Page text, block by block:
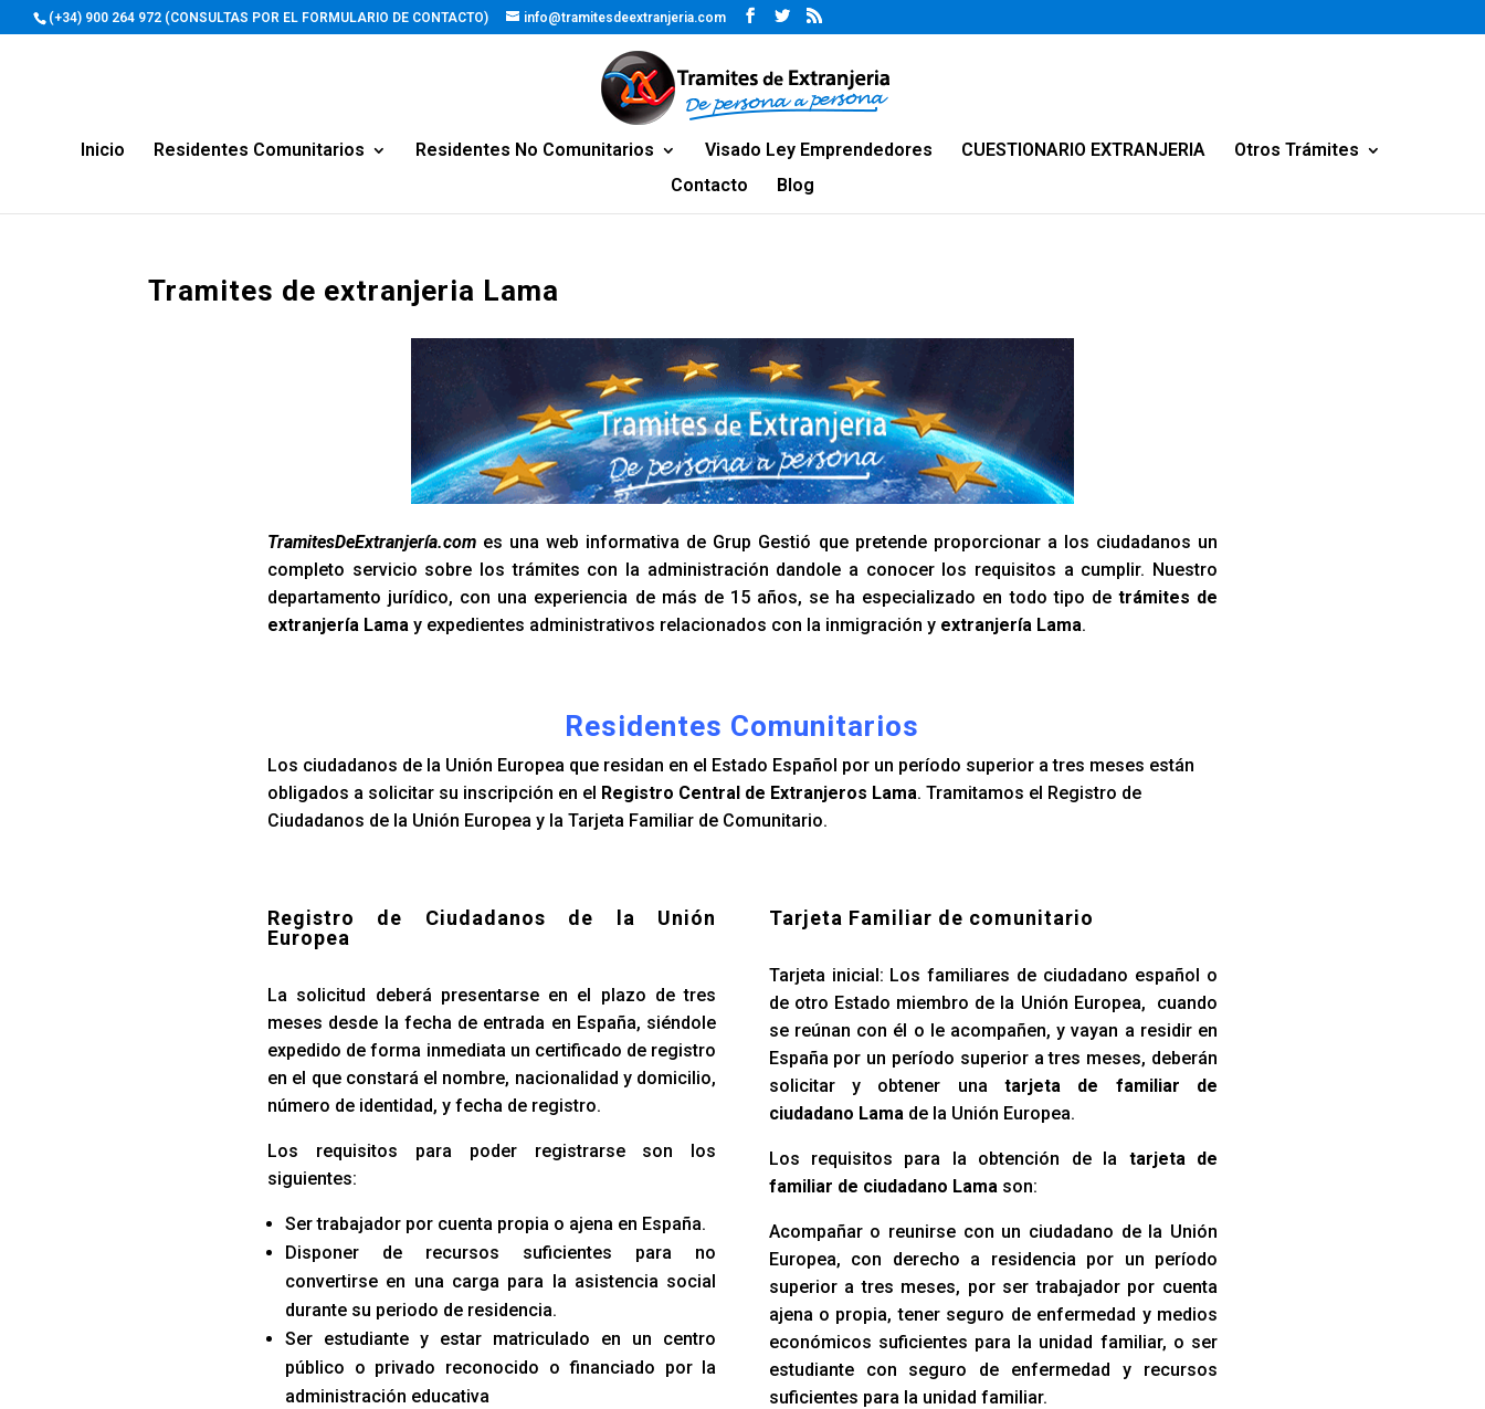
(+34) 900 264 972 (CONSULTAS POR EL FORMULARIO DE CONTACTO) info@tramitesdeextranjeria.com
Inicio Residentes Comunitarios Residentes No Comunitarios Visado Ley Emprendedores CUESTIONARIO EXTRANJERIA
Otros Trámites
Contacto
Blog
Tramites de extranjeria Lama
TramitesDeExtranjería.comes una web informativa de Grup Gestió que pretende proporcionar a los ciudadanos un
completo servicio sobre los trámites con la administración dandole a conocer los requisitos a cumplir. Nuestro
departamento jurídico, con una experiencia de más de 15 años, se ha especializado en todo tipo de trámites de
extranjería Lama y expedientes administrativos relacionados con la inmigración y extranjería Lama.
Residentes Comunitarios
Los ciudadanos de la Unión Europea que residan en el Estado Español por un período superior a tres meses están
obligados a solicitar su inscripción en el Registro Central de Extranjeros Lama. Tramitamos el Registro de
Ciudadanos de la Unión Europea y la Tarjeta Familiar de Comunitario.
Registro de Ciudadanos de la Unión
Europea
La solicitud deberá presentarse en el plazo de tres
meses desde la fecha de entrada en España, siéndole
expedido de forma inmediata un certificado de registro
en el que constará el nombre, nacionalidad y domicilio,
número de identidad, y fecha de registro.
Los requisitos para poder registrarse son los
siguientes:
Ser trabajador por cuenta propia o ajena en España.
Disponer de recursos suficientes para no
convertirse en una carga para la asistencia social
durante su periodo de residencia.
Ser estudiante y estar matriculado en un centro
público o privado reconocido o financiado por la
administración educativa
Tarjeta Familiar de comunitario
Tarjeta inicial: Los familiares de ciudadano español o
de otro Estado miembro de la Unión Europea, cuando
se reúnan con él o le acompañen, y vayan a residir en
España por un período superior a tres meses, deberán
solicitar y obtener una tarjeta de familiar de
ciudadano Lama de la Unión Europea.
Los requisitos para la obtención de la tarjeta de
familiar de ciudadano Lama son:
Acompañar o reunirse con un ciudadano de la Unión
Europea, con derecho a residencia por un período
superior a tres meses, por ser trabajador por cuenta
ajena o propia, tener seguro de enfermedad y medios
económicos suficientes para la unidad familiar, o ser
estudiante con seguro de enfermedad y recursos
suficientes para la unidad familiar.